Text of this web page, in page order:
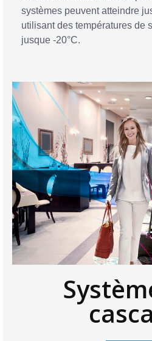
systèmes peuvent atteindre
utilisant des températures de
jusque -20°C.